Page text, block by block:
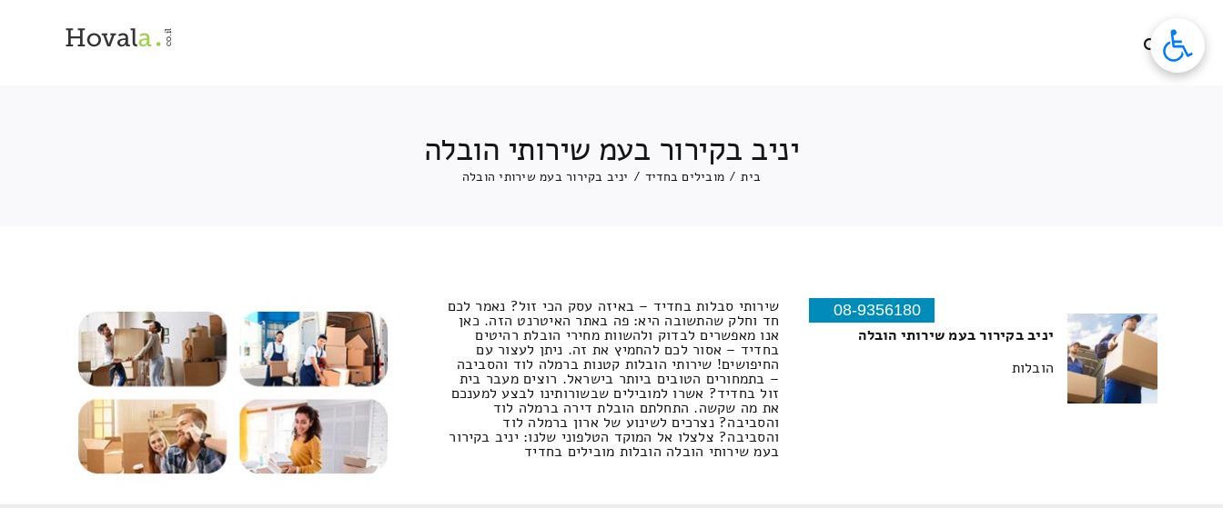
יניב בקירור בעמ שירותי הובלה
בית / מובילים בחדיד / יניב בקירור בעמ שירותי הובלה
08-9356180
יניב בקירור בעמ שירותי הובלה
הובלות
שירותי סבלות בחדיד – באיזה עסק הכי זול? נאמר לכם
חד וחלק שהתשובה היא: פה באתר האיטרנט הזה. כאן
אנו מאפשרים לבדוק ולהשוות מחירי הובלת רהיטים
בחדיד – אסור לכם להחמיץ את זה. ניתן לעצור עם
החיפושים! שירותי הובלות קטנות ברמלה לוד והסביבה
– בתמחורים הטובים ביותר בישראל. רוצים מעבר בית
זול בחדיד? אשרו למובילים שבשורותינו לבצע למענכם
את מה שקשה. התחלתם הובלת דירה ברמלה לוד
והסביבה? נצרכים לשינוע של ארון ברמלה לוד
והסביבה? צלצלו אל המוקד הטלפוני שלנו: יניב בקירור
בעמ שירותי הובלה הובלות מובילים בחדיד